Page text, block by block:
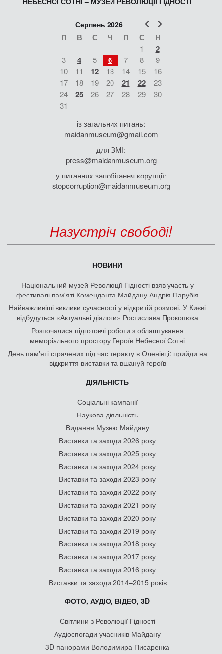
Попер
Серпень 2026
П В С Ч П С Н
1 2
3 4 5 6 7 8
9
10
11 12 13 14 15
16
17
18 19 20 21 22
23
24
25 26 27 28 29
30
31
із загальних питань:
maidanmuseum@gmail.com
для ЗМІ:
press@maidanmuseum.org
у питаннях запобігання корупції:
stopcorruption@maidanmuseum.org
Назустріч свободі!
НОВИНИ
Національний музей Революції Гідності взяв участь у
фестивалі пам'яті Коменданта Майдану Андрія Парубія
Найважливіші виклики сучасності у відкритій розмові. У Києві
відбудуться «Актуальні діалоги» Ростислава Прокопюка
Розпочалися підготовчі роботи з облаштування
меморіального простору Героїв Небесної Сотні
День памʼяті страчених під час теракту в Оленівці: прийди на
відкриття виставки та вшануй героїв
ДІЯЛЬНІСТЬ
Соціальні кампанії
Наукова діяльність
Видання Музею Майдану
Виставки та заходи 2026 року
Виставки та заходи 2025 року
Виставки та заходи 2024 року
Виставки та заходи 2023 року
Виставки та заходи 2022 року
Виставки та заходи 2021 року
Виставки та заходи 2020 року
Виставки та заходи 2019 року
Виставки та заходи 2018 року
Виставки та заходи 2017 року
Виставки та заходи 2016 року
Виставки та заходи 2014–2015 років
ФОТО, АУДІО, ВІДЕО, 3D
Світлини з Революції Гідності
Аудіоспогади учасників Майдану
3D-панорами Володимира Писаренка